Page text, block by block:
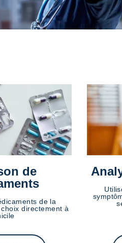
de
de la
directement à